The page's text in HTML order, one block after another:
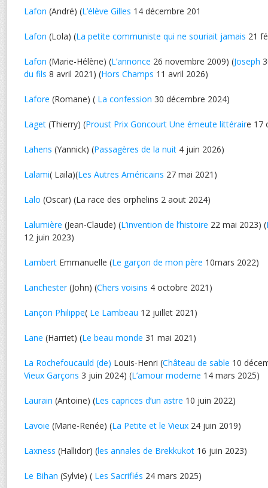
Lafon (André) (L’élève Gilles 14 décembre 201
Lafon (Lola) (La petite communiste qui ne souriait jamais 21
Lafon (Marie-Hélène) (L’annonce 26 novembre 2009) (Joseph
du fils 8 avril 2021) (Hors Champs 11 avril 2026)
Lafore (Romane) ( La confession 30 décembre 2024)
Laget (Thierry) (Proust Prix Goncourt Une émeute littéraire 17
Lahens (Yannick) (Passagères de la nuit 4 juin 2026)
Lalami( Laila)(Les Autres Américains 27 mai 2021)
Lalo (Oscar) (La race des orphelins 2 aout 2024)
Lalumière (Jean-Claude) (L’invention de l’histoire 22 mai 2023) (
12 juin 2023)
Lambert Emmanuelle (Le garçon de mon père 10mars 2022)
Lanchester(John) (Chers voisins 4 octobre 2021)
Lançon Philippe( Le Lambeau 12 juillet 2021)
Lane (Harriet) (Le beau monde 31 mai 2021)
La Rochefoucauld (de) Louis-Henri (Château de sable 10
Vieux Garçons 3 juin 2024) (L’amour moderne 14 mars 2025)
Laurain (Antoine) (Les caprices d’un astre 10 juin 2022)
Lavoie (Marie-Renée) (La Petite et le Vieux 24 juin 2019)
Laxness (Hallidor) (les annales de Brekkukot 16 juin 2023)
Le Bihan (Sylvie) ( Les Sacrifiés 24 mars 2025)